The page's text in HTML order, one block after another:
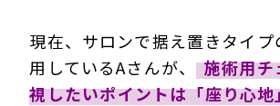
現在、サロンで据え置きタイ
用しているAさんが、 施術用チ
視したいポイントは「座り心